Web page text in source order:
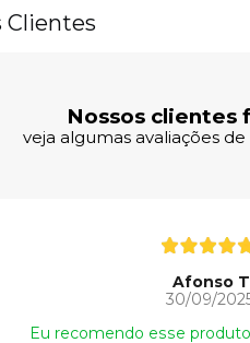
Clientes
Nossos clientes
veja algumas avaliações
Afonso
30/09/
Eu recomendo esse